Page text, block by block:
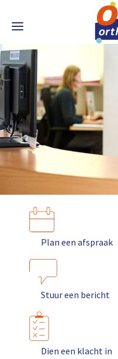
Plan een afspraak
Stuur een bericht
Dien een klacht in